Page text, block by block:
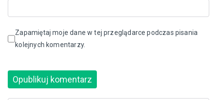
Zapamiętaj moje dane w tej przeglądarce podczas pisania
kolejnych komentarzy.